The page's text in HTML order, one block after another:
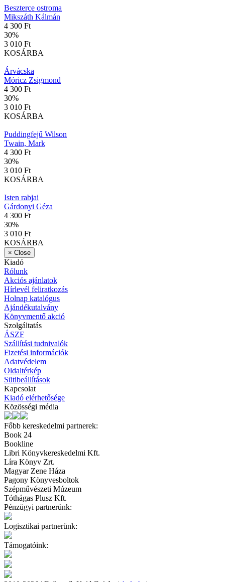
Beszterce ostroma
Mikszáth Kálmán
4 300 Ft
30%
3 010 Ft
KOSÁRBA
Árvácska
Móricz Zsigmond
4 300 Ft
30%
3 010 Ft
KOSÁRBA
Puddingfejű Wilson
Twain, Mark
4 300 Ft
30%
3 010 Ft
KOSÁRBA
Isten rabjai
Gárdonyi Géza
4 300 Ft
30%
3 010 Ft
KOSÁRBA
× Close
Kiadó
Rólunk
Akciós ajánlatok
Hírlevél feliratkozás
Holnap katalógus
Ajándékutalvány
Könyvmentő akció
Szolgáltatás
ÁSZF
Szállítási tudnivalók
Fizetési információk
Adatvédelem
Oldaltérkép
Sütibeállítások
Kapcsolat
Kiadó elérhetősége
Közösségi média
Főbb kereskedelmi partnerek:
Book 24
Bookline
Libri Könyvkereskedelmi Kft.
Líra Könyv Zrt.
Magyar Zene Háza
Pagony Könyvesboltok
Szépművészeti Múzeum
Tóthágas Plusz Kft.
Pénzügyi partnerünk:
Logisztikai partnerünk:
Támogatóink: